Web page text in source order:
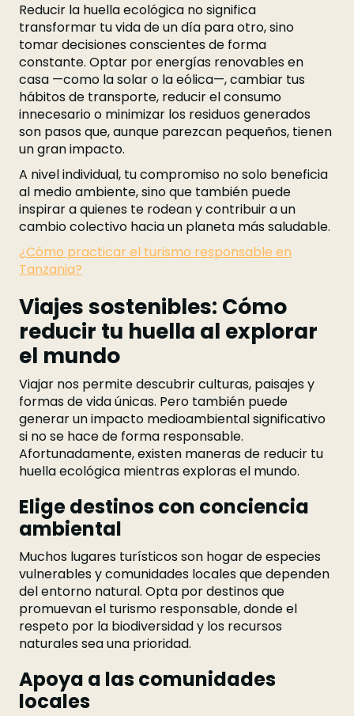
Reducir la huella ecológica no significa
transformar tu vida de un día para otro, sino
tomar decisiones conscientes de forma
constante. Optar por energías renovables en
casa —como la solar o la eólica—, cambiar tus
hábitos de transporte, reducir el consumo
innecesario o minimizar los residuos generados
son pasos que, aunque parezcan pequeños, tienen
un gran impacto.
A nivel individual, tu compromiso no solo beneficia
al medio ambiente, sino que también puede
inspirar a quienes te rodean y contribuir a un
cambio colectivo hacia un planeta más saludable.
¿Cómo practicar el turismo responsable en
Tanzania?
Viajes sostenibles: Cómo
reducir tu huella al explorar
el mundo
Viajar nos permite descubrir culturas, paisajes y
formas de vida únicas. Pero también puede
generar un impacto medioambiental significativo
si no se hace de forma responsable.
Afortunadamente, existen maneras de reducir tu
huella ecológica mientras exploras el mundo.
Elige destinos con conciencia
ambiental
Muchos lugares turísticos son hogar de especies
vulnerables y comunidades locales que dependen
del entorno natural. Opta por destinos que
promuevan el turismo responsable, donde el
respeto por la biodiversidad y los recursos
naturales sea una prioridad.
Apoya a las comunidades
locales